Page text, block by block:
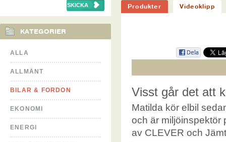
KATEGORIER
ALLA
ALLMÄNT
BILAR & FORDON
EKONOMI
ENERGI
Produkter Videoklipp
Visst går det att
Matilda kör elbil
och är miljöinspektör
av CLEVER och